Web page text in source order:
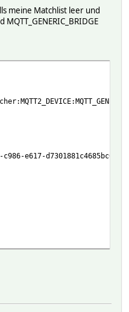
meine Matchlist leer und
e617-d7301881c4685bc6